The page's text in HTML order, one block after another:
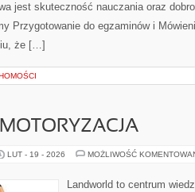
jest skuteczność nauczania oraz
Przygotowanie do egzaminów i
że […]
LUT - 19 - 2026 MOŻLIWOŚĆ
Landworld to centrum